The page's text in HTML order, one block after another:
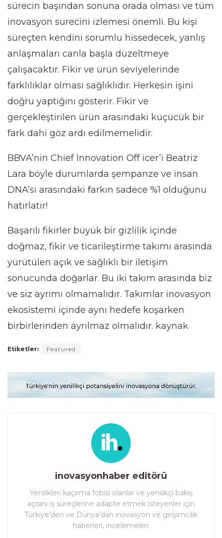
sürecin başından sonuna orada olması ve tüm
inovasyon surecini izlemesi önemli. Bu kişi
süreçten kendini sorumlu hissedecek, yanlış
anlaşmaları canla başla düzeltmeye
çalışacaktır. Fikir ve ürün seviyelerinde
farklılıklar olması sağlıklıdır. Herkesin işini
doğru yaptığını gösterir. Fikir ve
gerçekleştirilen ürün arasındaki küçücük bir
fark dahi göz ardı edilmemelidir.
BBVA’nin Chief Innovation Off icer’i Beatriz
Lara böyle durumlarda şempanze ve insan
DNA’sı arasındaki farkın sadece %1 olduğunu
hatırlatır!
Başarılı fikirler büyük bir gizlilik içinde
doğmaz, fikir ve ticarileştirme takımı arasında
yürütülen açık ve sağlıklı bir iletişim
sonucunda doğarlar. Bu iki takım arasında biz
ve siz ayrımı olmamalıdır. Takımlar inovasyon
ekosistemi içinde aynı hedefe koşarken
birbirlerinden ayrılmaz olmalıdır. kaynak
Etiketler: Featured
inovasyonhaber editörü
Yenilikleri kaçırma fobisi olanlar ve yenilikçi bakış
açısını iş süreçlerine adapte etmek isteyenler için
Türkiye’den ve Dünya’dan inovasyon ve girişimcilik
haberleri, incelemeleri.